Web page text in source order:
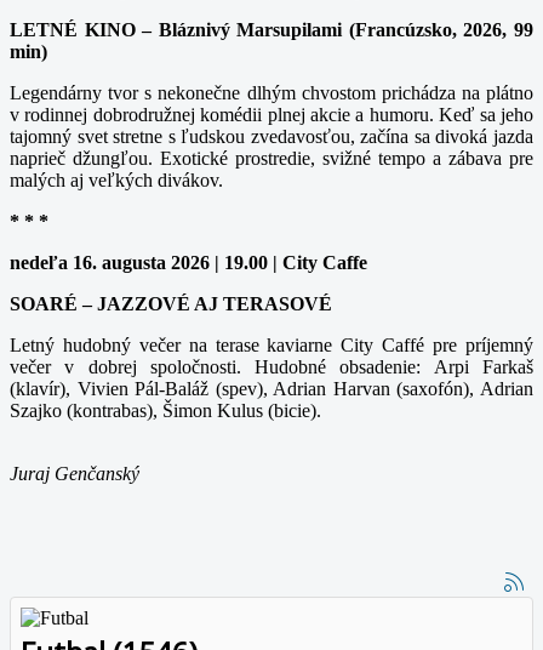
LETNÉ KINO – Bláznivý Marsupilami (Francúzsko, 2026, 99
min)
Legendárny tvor s nekonečne dlhým chvostom prichádza na plátno
v rodinnej dobrodružnej komédii plnej akcie a humoru. Keď sa jeho
tajomný svet stretne s ľudskou zvedavosťou, začína sa divoká jazda
naprieč džungľou. Exotické prostredie, svižné tempo a zábava pre
malých aj veľkých divákov.
* * *
nedeľa 16. augusta 2026 | 19.00 | City Caffe
SOARÉ – JAZZOVÉ AJ TERASOVÉ
Letný hudobný večer na terase kaviarne City Caffé pre príjemný
večer v dobrej spoločnosti. Hudobné obsadenie: Arpi Farkaš
(klavír), Vivien Pál-Baláž (spev), Adrian Harvan (saxofón), Adrian
Szajko (kontrabas), Šimon Kulus (bicie).
Juraj Genčanský